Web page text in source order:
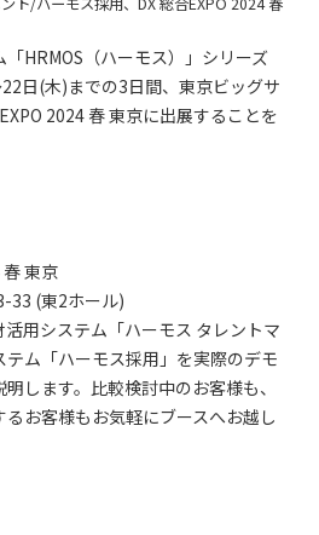
HRMOS（ハーモス）」シリーズ
日(木)までの3日間、東京ビッグサ
2024 春 東京に出展することを
東京
33 (東2ホール)
用システム「ハーモス タレントマ
ム「ハーモス採用」を実際のデモ
します。比較検討中のお客様も、
お客様もお気軽にブースへお越し